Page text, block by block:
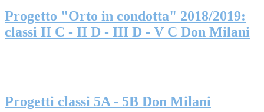
Progetto "Orto in condotta" 2018/2019:
classi II C - II D - III D - V C Don Milani
Progetti classi 5A - 5B Don Milani